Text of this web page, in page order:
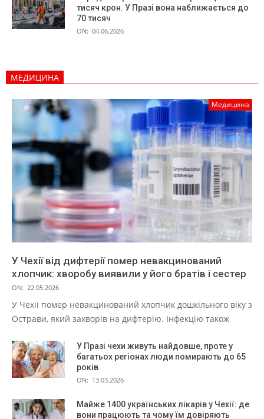
тисяч крон. У Празі вона наближається до
70 тисяч
ON: 04.06.2026
МЕДИЦИНА
Медицина
У Чехії від дифтерії помер невакцинований
хлопчик: хворобу виявили у його братів і сестер
ON: 22.05.2026
У Чехії помер невакцинований хлопчик дошкільного віку з
Острави, який захворів на дифтерію. Інфекцію також
У Празі чехи живуть найдовше, проте у
багатьох регіонах люди помирають до 65
років
ON: 13.03.2026
Майже 1400 українських лікарів у Чехії: де
вони працюють та чому їм довіряють